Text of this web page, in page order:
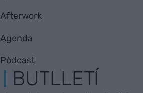
Afterwork
Agenda
Pòdcast
BUTLLETÍ